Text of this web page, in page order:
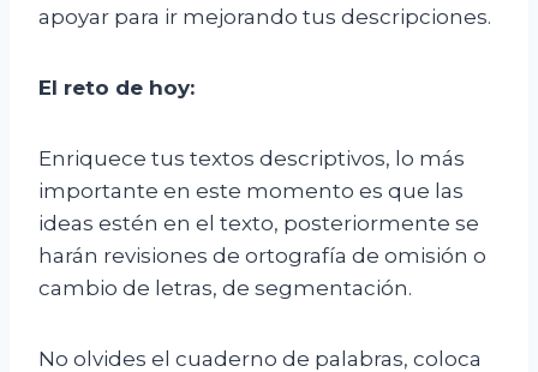
apoyar para ir mejorando tus descripciones.
El reto de hoy:
Enriquece tus textos descriptivos, lo más
importante en este momento es que las
ideas estén en el texto, posteriormente se
harán revisiones de ortografía de omisión o
cambio de letras, de segmentación.
No olvides el cuaderno de palabras, coloca